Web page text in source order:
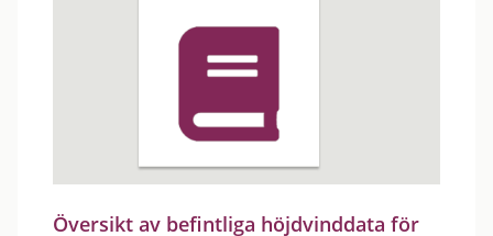
Översikt av befintliga höjdvinddata för